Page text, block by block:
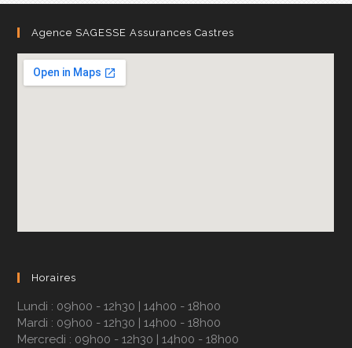
Agence SAGESSE Assurances Castres
Horaires
Lundi : 09h00 - 12h30 | 14h00 - 18h00
Mardi : 09h00 - 12h30 | 14h00 - 18h00
Mercredi : 09h00 - 12h30 | 14h00 - 18h00